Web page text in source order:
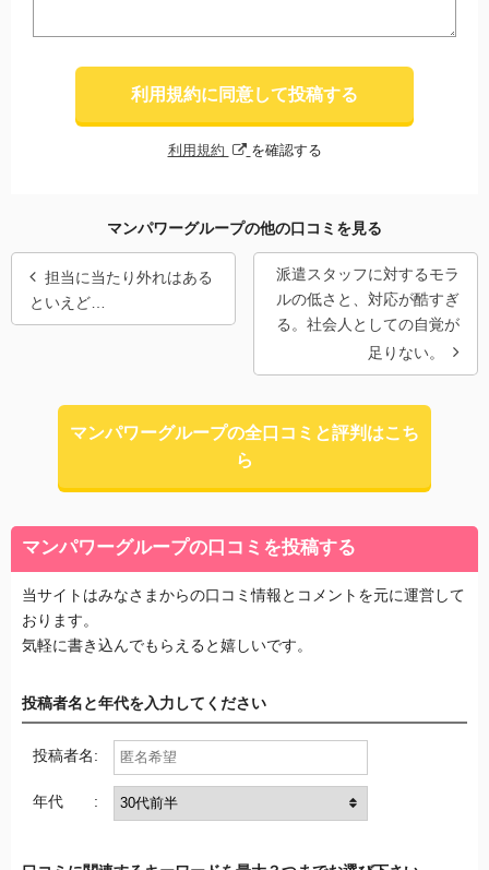
利用規約に同意して投稿する
利用規約 を確認する
マンパワーグループの他の口コミを見る
担当に当たり外れはある
といえど…
派遣スタッフに対するモラ
ルの低さと、対応が酷すぎ
る。社会人としての自覚が
足りない。
マンパワーグループの全口コミと評判はこち
ら
マンパワーグループの口コミを投稿する
当サイトはみなさまからの口コミ情報とコメントを元に運営して
おります。
気軽に書き込んでもらえると嬉しいです。
投稿者名と年代を入力してください
投稿者名:
年代 :